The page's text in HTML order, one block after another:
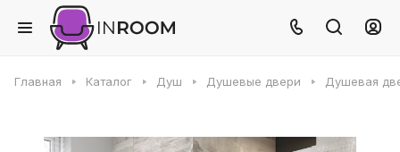
Главная Каталог Душ Душевые двери Душевая